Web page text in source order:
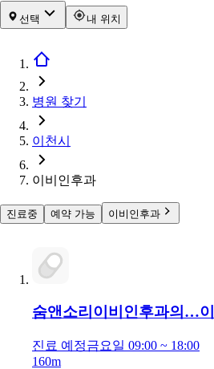
선택 내 위치
병원 찾기
이천시
이비인후과
진료중 예약 가능 이비인후과
숨앤소리이비인후과의…
진료 예정금요일 09:00 ~ 18:00
160m